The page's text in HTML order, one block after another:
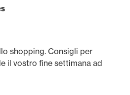
shopping. Consigli per
il vostro fine settimana ad